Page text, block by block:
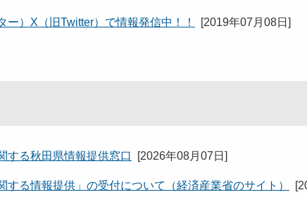
）X（旧Twitter）で情報発信中！！ [2019年07月08日 ]
する秋田県情報提供窓口 [2026年08月07日 ]
する情報提供」の受付について（経済産業省のサイト） [